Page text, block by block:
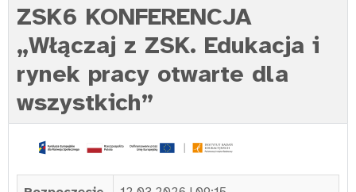
ZSK6 KONFERENCJA
„Włączaj z ZSK. Edukacja i
rynek pracy otwarte dla
wszystkich”